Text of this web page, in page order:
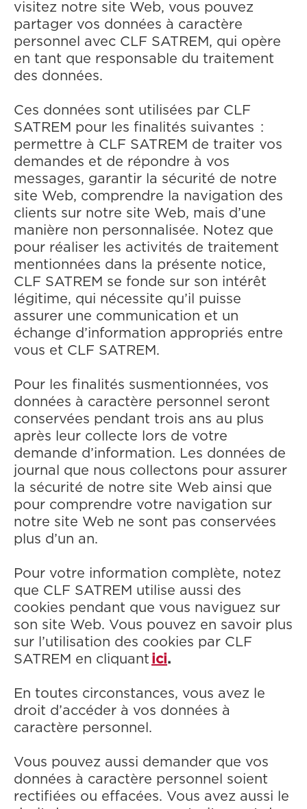
visitez notre site Web, vous pouvez
partager vos données à caractère
personnel avec CLF SATREM, qui opère
en tant que responsable du traitement
des données.
Ces données sont utilisées par CLF
SATREM pour les finalités suivantes :
permettre à CLF SATREM de traiter vos
demandes et de répondre à vos
messages, garantir la sécurité de notre
site Web, comprendre la navigation des
clients sur notre site Web, mais d’une
manière non personnalisée. Notez que
pour réaliser les activités de traitement
mentionnées dans la présente notice,
CLF SATREM se fonde sur son intérêt
légitime, qui nécessite qu’il puisse
assurer une communication et un
échange d’information appropriés entre
vous et CLF SATREM.
Pour les finalités susmentionnées, vos
données à caractère personnel seront
conservées pendant trois ans au plus
après leur collecte lors de votre
demande d’information. Les données de
journal que nous collectons pour assurer
la sécurité de notre site Web ainsi que
pour comprendre votre navigation sur
notre site Web ne sont pas conservées
plus d’un an.
Pour votre information complète, notez
que CLF SATREM utilise aussi des
cookies pendant que vous naviguez sur
son site Web. Vous pouvez en savoir plus
sur l’utilisation des cookies par CLF
SATREM en cliquant ici.
En toutes circonstances, vous avez le
droit d’accéder à vos données à
caractère personnel.
Vous pouvez aussi demander que vos
données à caractère personnel soient
rectifiées ou effacées. Vous avez aussi le